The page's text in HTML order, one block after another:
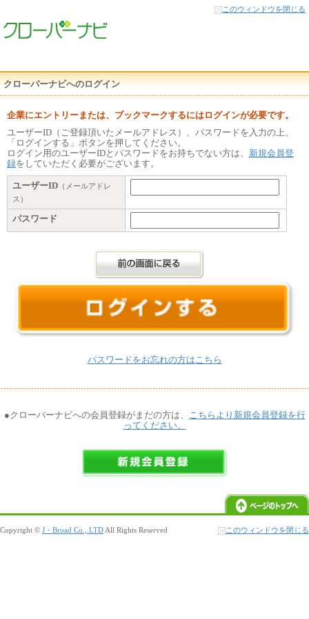
へ
このウィンドウを閉じる
クローバーナビへのログイン
企業にエントリーまたは、ブックマークするにはログインが必要です。
ユーザーID（ご登録頂いたメールアドレス）、パスワードを入力の上、
「ログインする」ボタンを押してください。
ログイン用のユーザーIDとパスワードをお持ちでない方は、 新規会員登
録をしていただく必要がございます。
ユーザーID （メールアドレ
ス）
パスワード
パスワードをお忘れの方はこちら
●クローバーナビへの会員登録がまだの方は、 こちらより新規会員登録を行
ってください。
Copyright © J・Broad Co., LTD All Rights Reserved このウィンドウを閉じる